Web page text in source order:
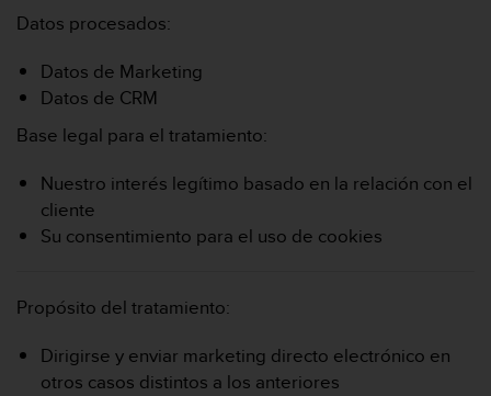
Datos procesados:
Datos de Marketing
Datos de CRM
Base legal para el tratamiento:
Nuestro interés legítimo basado en la relación con el
cliente
Su consentimiento para el uso de cookies
Propósito del tratamiento:
Dirigirse y enviar marketing directo electrónico en
otros casos distintos a los anteriores